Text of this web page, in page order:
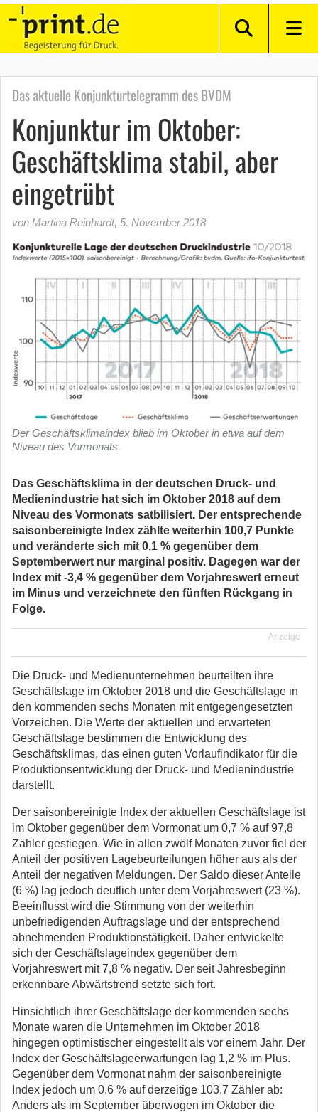
Das aktuelle Konjunkturtelegramm des BVDM
Konjunktur im Oktober:
Geschäftsklima stabil, aber
eingetrübt
von Martina Reinhardt, 5. November 2018
Der Geschäftsklimaindex blieb im Oktober in etwa auf dem
Niveau des Vormonats.
Das Geschäftsklima in der deutschen Druck- und
Medienindustrie hat sich im Oktober 2018 auf dem
Niveau des Vormonats satbilisiert. Der entsprechende
saisonbereinigte Index zählte weiterhin 100,7 Punkte
und veränderte sich mit 0,1 % gegenüber dem
Septemberwert nur marginal positiv. Dagegen war der
Index mit -3,4 % gegenüber dem Vorjahreswert erneut
im Minus und verzeichnete den fünften Rückgang in
Folge.
Anzeige
Die Druck- und Medienunternehmen beurteilten ihre
Geschäftslage im Oktober 2018 und die Geschäftslage in
den kommenden sechs Monaten mit entgegengesetzten
Vorzeichen. Die Werte der aktuellen und erwarteten
Geschäftslage bestimmen die Entwicklung des
Geschäftsklimas, das einen guten Vorlaufindikator für die
Produktionsentwicklung der Druck- und Medienindustrie
darstellt.
Der saisonbereinigte Index der aktuellen Geschäftslage ist
im Oktober gegenüber dem Vormonat um 0,7 % auf 97,8
Zähler gestiegen. Wie in allen zwölf Monaten zuvor fiel der
Anteil der positiven Lagebeurteilungen höher aus als der
Anteil der negativen Meldungen. Der Saldo dieser Anteile
(6 %) lag jedoch deutlich unter dem Vorjahreswert (23 %).
Beeinflusst wird die Stimmung von der weiterhin
unbefriedigenden Auftragslage und der entsprechend
abnehmenden Produktionstätigkeit. Daher entwickelte
sich der Geschäftslageindex gegenüber dem
Vorjahreswert mit 7,8 % negativ. Der seit Jahresbeginn
erkennbare Abwärtstrend setzte sich fort.
Hinsichtlich ihrer Geschäftslage der kommenden sechs
Monate waren die Unternehmen im Oktober 2018
hingegen optimistischer eingestellt als vor einem Jahr. Der
Index der Geschäftslageerwartungen lag 1,2 % im Plus.
Gegenüber dem Vormonat nahm der saisonbereinigte
Index jedoch um 0,6 % auf derzeitige 103,7 Zähler ab:
Anders als im September überwogen im Oktober die